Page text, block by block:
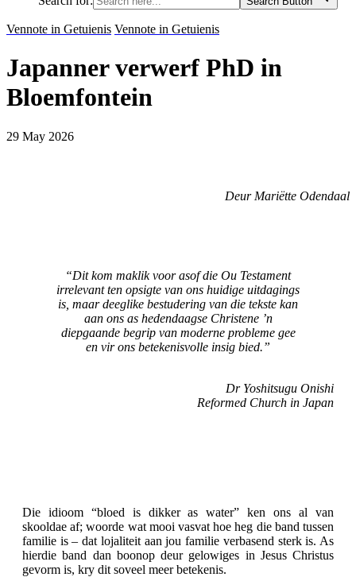
Vennote in Getuienis Vennote in Getuienis
Japanner verwerf PhD in
Bloemfontein
29 May 2026
Deur Mariëtte Odendaal
“Dit kom maklik voor asof die Ou Testament
irrelevant ten opsigte van ons huidige uitdagings
is, maar deeglike bestudering van die tekste kan
aan ons as hedendaagse Christene ’n
diepgaande begrip van moderne probleme gee
en vir ons betekenisvolle insig bied.”
Dr Yoshitsugu Onishi
Reformed Church in Japan
Die idioom “bloed is dikker as water” ken ons al van
skooldae af; woorde wat mooi vasvat hoe heg die band tussen
familie is – dat lojaliteit aan jou familie verbasend sterk is. As
hierdie band dan boonop deur gelowiges in Jesus Christus
gevorm is, kry dit soveel meer betekenis.